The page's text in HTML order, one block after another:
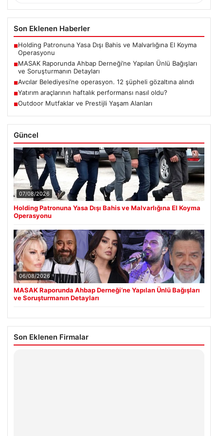
Son Eklenen Haberler
■Holding Patronuna Yasa Dışı Bahis ve Malvarlığına El Koyma
Operasyonu
■MASAK Raporunda Ahbap Derneği’ne Yapılan Ünlü Bağışları
ve Soruşturmanın Detayları
■Avcılar Belediyesi’ne operasyon. 12 şüpheli gözaltına alındı
■Yatırım araçlarının haftalık performansı nasıl oldu?
■Outdoor Mutfaklar ve Prestijli Yaşam Alanları
Güncel
07/08/2026
Holding Patronuna Yasa Dışı Bahis ve Malvarlığına El Koyma
Operasyonu
06/08/2026
MASAK Raporunda Ahbap Derneği’ne Yapılan Ünlü Bağışları
ve Soruşturmanın Detayları
Son Eklenen Firmalar